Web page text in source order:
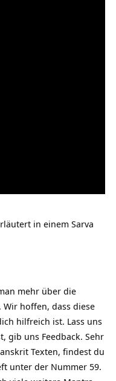
in einem Sarva
mehr über die
hoffen, dass diese
hilfreich ist. Lass uns
gib uns Feedback. Sehr
Texten, findest du
unter der Nummer 59.